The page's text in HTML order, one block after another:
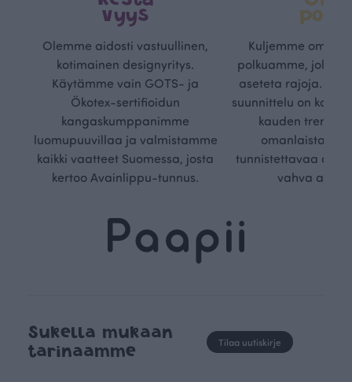
vyys
Olemme aidosti vastuullinen,
kotimainen designyritys.
Käytämme vain GOTS- ja
Ökotex-sertifioidun
kangaskumppanimme
luomupuuvillaa ja valmistamme
kaikki vaatteet Suomessa, josta
kertoo Avainlippu-tunnus.
Kuljemme omaa,
polkuamme, jolla
aseteta rajoja.
suunnittelu on
kauden
omanlaista,
tunnistettavaa
vahva
Sukella mukaan
tarinaamme
Tilaa uutiskirje